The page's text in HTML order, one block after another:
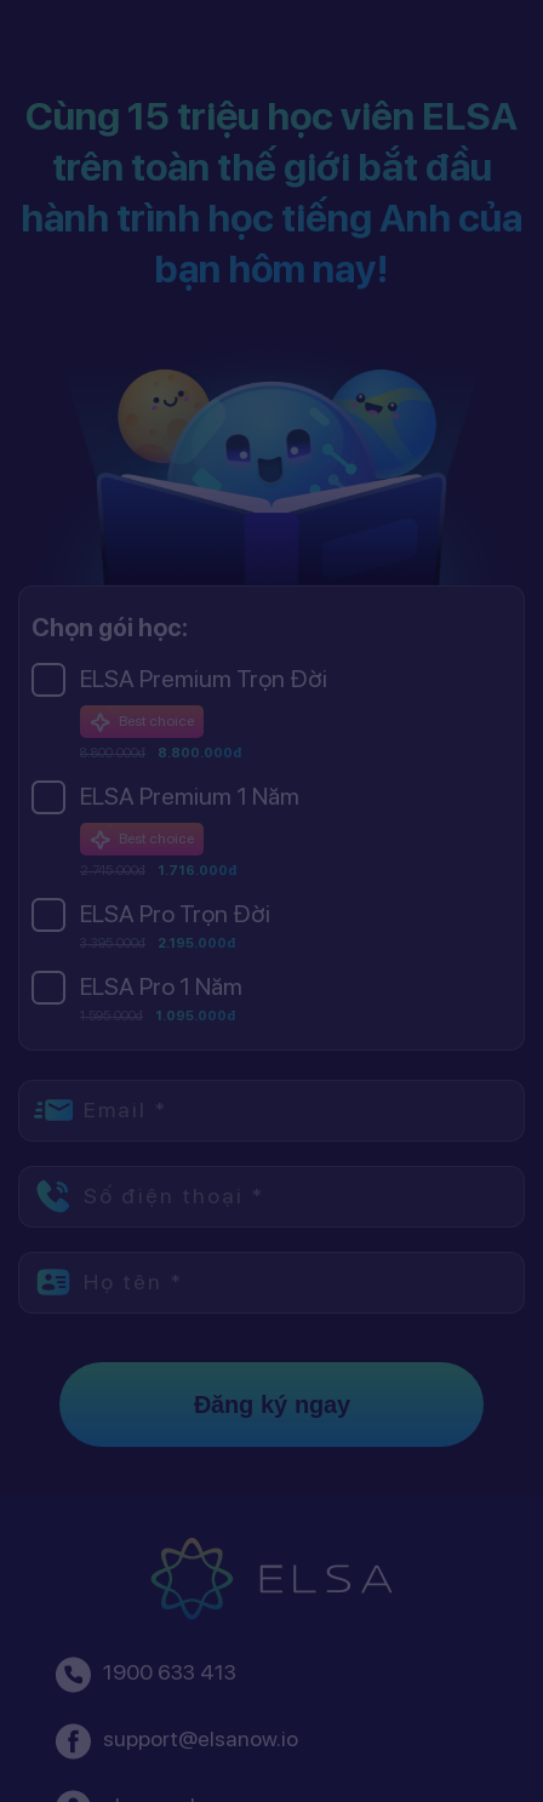
Cùng 15 triệu học viên ELSA
trên toàn thế giới bắt đầu
hành trình học tiếng Anh của
bạn hôm nay!
Chọn gói học:
ELSA Premium Trọn Đời
Best choice
8.800.000đ 8.800.000đ
ELSA Premium 1 Năm
Best choice
2.745.000đ 1.716.000đ
ELSA Pro Trọn Đời
3.395.000đ 2.195.000đ
ELSA Pro 1 Năm
1.595.000đ 1.095.000đ
Email *
Số điện thoại *
Họ tên *
Đăng ký ngay
1900 633 413
support@elsanow.io